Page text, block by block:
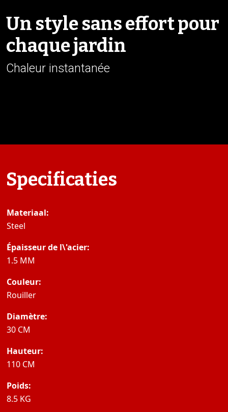
Un style sans effort pour
chaque jardin
Chaleur instantanée
Specificaties
Materiaal:
Steel
Épaisseur de l\'acier:
1.5 MM
Couleur:
Rouiller
Diamètre:
30 CM
Hauteur:
110 CM
Poids:
8.5 KG